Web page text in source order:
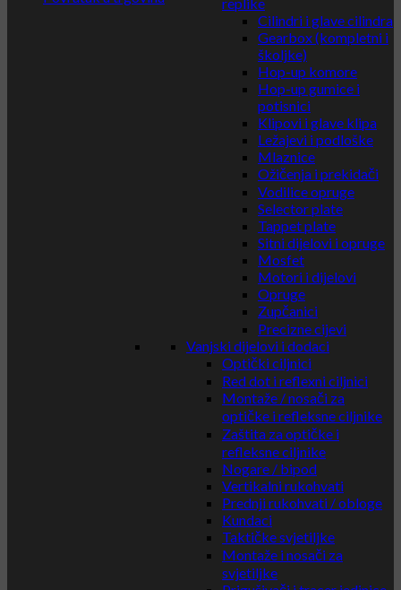
Cilindri i glave cilindra
Gearbox (kompletni i
školjke)
Hop-up komore
Hop-up gumice i
potisnici
Klipovi i glave klipa
Ležajevi i podloške
Mlaznice
Ožičenja i prekidači
Vodilice opruge
Selector plate
Tappet plate
Sitni dijelovi i opruge
Mosfet
Motori i dijelovi
Opruge
Zupčanici
Precizne cijevi
Vanjski dijelovi i dodaci
Optički ciljnici
Red dot i reflexni ciljnici
Montaže / nosači za
optičke i refleksne ciljnike
Zaštita za optičke i
refleksne ciljnike
Nogare / bipod
Vertikalni rukohvati
Prednji rukohvati / obloge
Kundaci
Taktičke svjetiljke
Montaže i nosači za
svjetiljke